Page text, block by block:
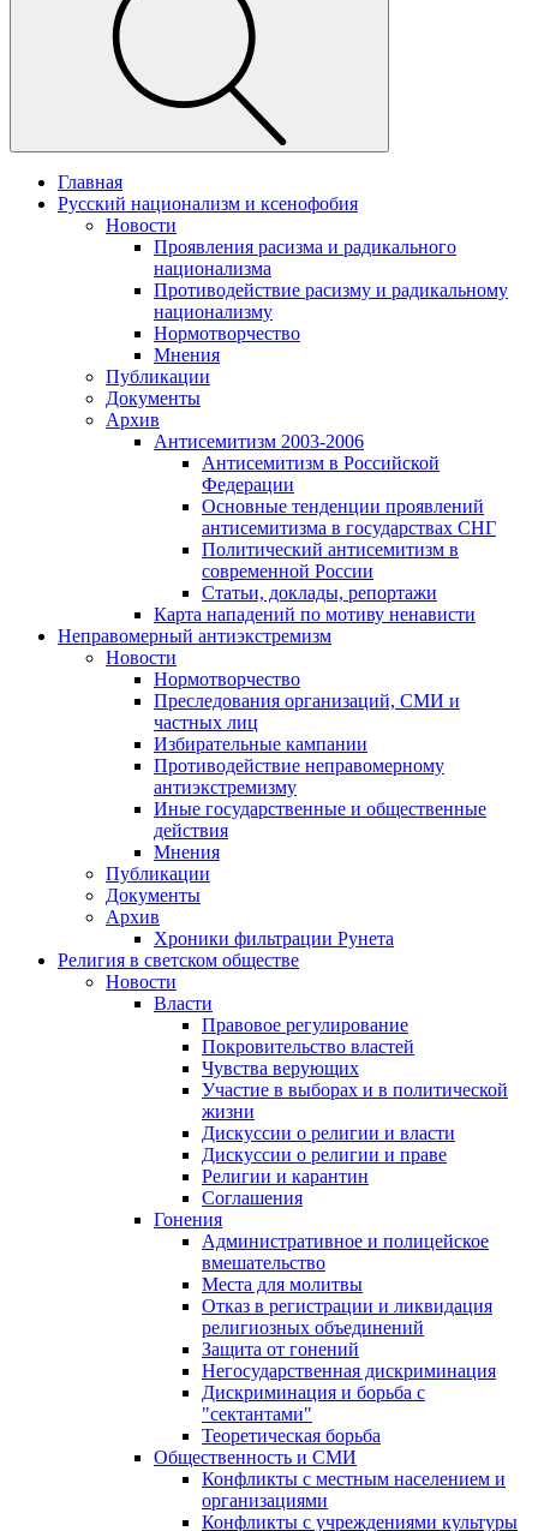
Главная
Русский национализм и ксенофобия
Новости
Проявления расизма и радикального
национализма
Противодействие расизму и радикальному
национализму
Нормотворчество
Мнения
Публикации
Документы
Архив
Антисемитизм 2003-2006
Антисемитизм в Российской
Федерации
Основные тенденции проявлений
антисемитизма в государствах СНГ
Политический антисемитизм в
современной России
Статьи, доклады, репортажи
Карта нападений по мотиву ненависти
Неправомерный антиэкстремизм
Новости
Нормотворчество
Преследования организаций, СМИ и
частных лиц
Избирательные кампании
Противодействие неправомерному
антиэкстремизму
Иные государственные и общественные
действия
Мнения
Публикации
Документы
Архив
Хроники фильтрации Рунета
Религия в светском обществе
Новости
Власти
Правовое регулирование
Покровительство властей
Чувства верующих
Участие в выборах и в политической
жизни
Дискуссии о религии и власти
Дискуссии о религии и праве
Религии и карантин
Соглашения
Гонения
Административное и полицейское
вмешательство
Места для молитвы
Отказ в регистрации и ликвидация
религиозных объединений
Защита от гонений
Негосударственная дискриминация
Дискриминация и борьба с
"сектантами"
Теоретическая борьба
Общественность и СМИ
Конфликты с местным населением и
организациями
Конфликты с учреждениями культуры